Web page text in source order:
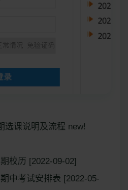
选课说明及流程 new!
校历 [2022-09-02]
中考试安排表 [2022-05-